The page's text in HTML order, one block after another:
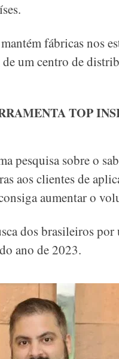
mantém fábricas nos
um centro de
TOP
pesquisa sobre o
aos clientes de
aumentar o
dos brasileiros
ano de 2023.